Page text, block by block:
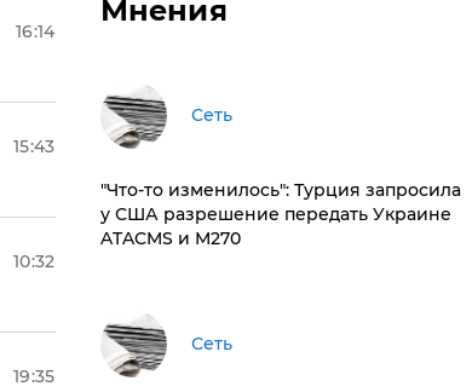
16:14
15:43
10:32
19:35
Мнения
Сеть
​"Что-то изменилось": Турция запросила
у США разрешение передать Украине
ATACMS и M270
Сеть